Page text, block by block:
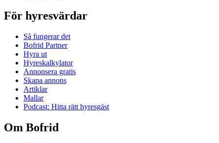
För hyresvärdar
Så fungerar det
Bofrid Partner
Hyra ut
Hyreskalkylator
Annonsera gratis
Skapa annons
Artiklar
Mallar
Podcast: Hitta rätt hyresgäst
Om Bofrid